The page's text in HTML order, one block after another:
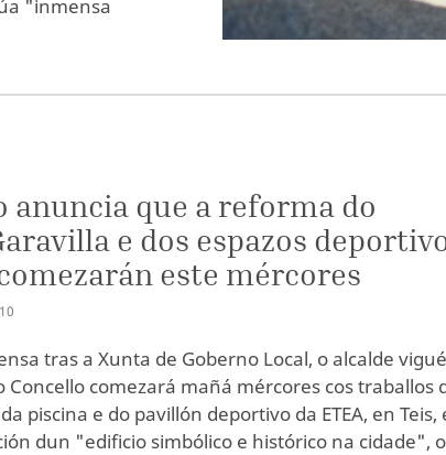
"inmensa
anuncia que a reforma do
e dos espazos
este mércores
tras a Xunta de Goberno Local, o alcalde
Concello comezará mañá mércores cos traballos
piscina e do pavillón deportivo da ETEA, en Teis,
dun "edificio simbólico e histórico na cidade", o